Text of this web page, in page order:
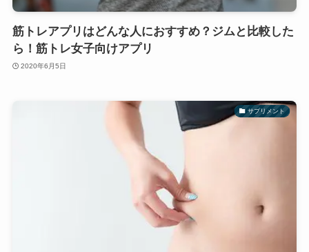
筋トレアプリはどんな人におすすめ？ジムと比較した
ら！筋トレ女子向けアプリ
2020年6月5日
サプリメント